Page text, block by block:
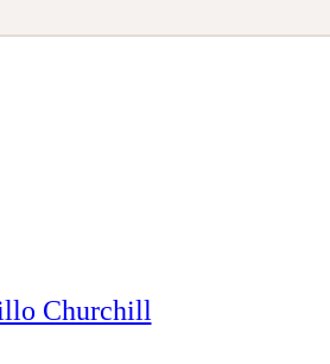
Churchill